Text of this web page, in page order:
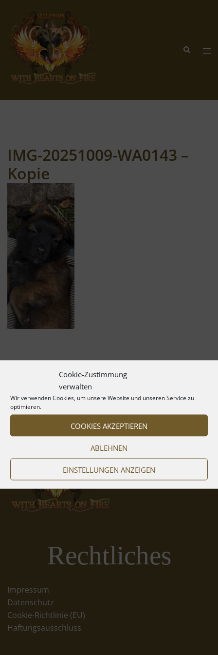
Cookie-Zustimmung
verwalten
Wir verwenden Cookies, um unsere Website und unseren Service zu
optimieren.
COOKIES AKZEPTIEREN
ABLEHNEN
EINSTELLUNGEN ANZEIGEN
springen
Suche
IMG-20251009-WA0143 –
Kopie
Rechtliches
Impressum
Datenschutz
Cookie-Richtlinie (EU)
Haftungsausschluss